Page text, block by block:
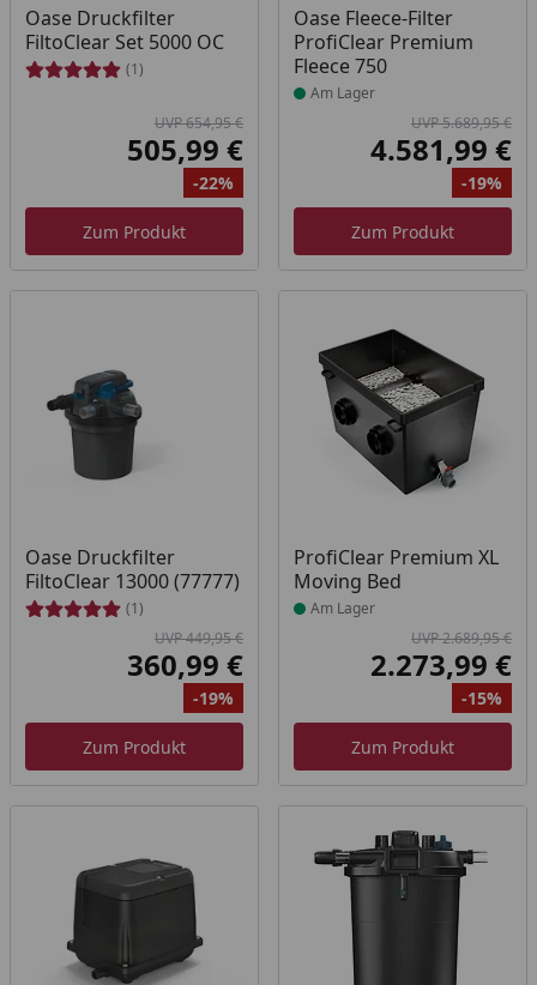
Oase Druckfilter
FiltoClear Set 5000 OC
(1)
Ursprünglicher Preis
UVP 654,95 €
Aktueller Preis
505,99 €
Rabatt
-22%
Zum Produkt
Oase Fleece-Filter
ProfiClear Premium
Fleece 750
Produkt am Lager
Am Lager
UVP 5.689,95 €
4.581,99 €
-19%
Zum Produkt
Oase Druckfilter
FiltoClear 13000 (77777)
(1)
Ursprünglicher Preis
UVP 449,95 €
Aktueller Preis
360,99 €
Rabatt
-19%
Zum Produkt
ProfiClear Premium XL
Moving Bed
Produkt am Lager
Am Lager
UVP 2.689,95 €
2.273,99 €
-15%
Zum Produkt